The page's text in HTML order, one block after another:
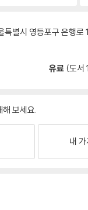
특별시 영등포구 은행로
유료 (도서
보세요.
내